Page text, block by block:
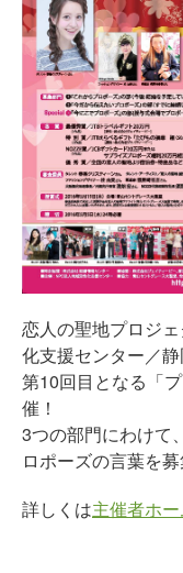
恋人の聖地プロジ
化支援センター／
第10回目となる「
催！
3つの部門にわけて
ロポーズの言葉を募
詳しくは主催者ホ